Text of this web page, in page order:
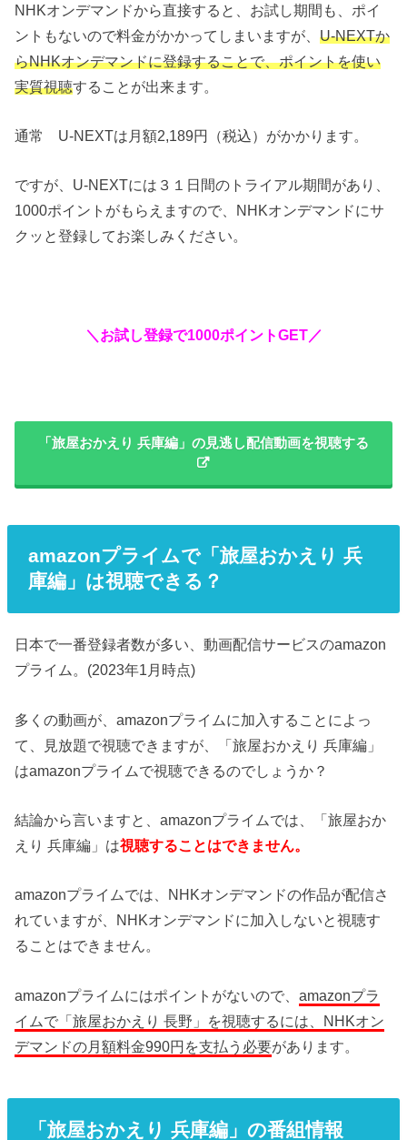
NHKオンデマンドから直接すると、お試し期間も、ポイ
ントもないので料金がかかってしまいますが、U-NEXTか
らNHKオンデマンドに登録することで、ポイントを使い
実質視聴することが出来ます。
通常 U-NEXTは月額2,189円（税込）がかかります。
ですが、U-NEXTには３１日間のトライアル期間があり、
1000ポイントがもらえますので、NHKオンデマンドにサ
クッと登録してお楽しみください。
＼お試し登録で1000ポイントGET／
「旅屋おかえり 兵庫編」の見逃し配信動画を視聴する
amazonプライムで「旅屋おかえり 兵
庫編」は視聴できる？
日本で一番登録者数が多い、動画配信サービスのamazon
プライム。(2023年1月時点)
多くの動画が、amazonプライムに加入することによっ
て、見放題で視聴できますが、「旅屋おかえり 兵庫編」
はamazonプライムで視聴できるのでしょうか？
結論から言いますと、amazonプライムでは、「旅屋おか
えり 兵庫編」は視聴することはできません。
amazonプライムでは、NHKオンデマンドの作品が配信さ
れていますが、NHKオンデマンドに加入しないと視聴す
ることはできません。
amazonプライムにはポイントがないので、amazonプラ
イムで「旅屋おかえり 長野」を視聴するには、NHKオン
デマンドの月額料金990円を支払う必要があります。
「旅屋おかえり 兵庫編」の番組情報